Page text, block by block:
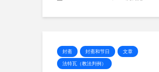
封斋 封斋和节日
文章
法特瓦（教法判例）